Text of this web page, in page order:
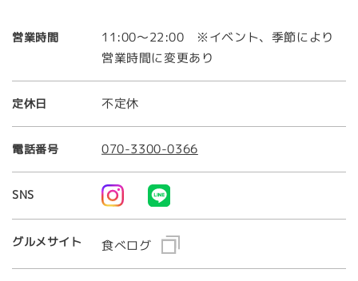
営業時間 11:00〜22:00 ※イベント、季節により
営業時間に変更あり
定休日 不定休
電話番号 070-3300-0366
SNS
グルメサイト 食べログ